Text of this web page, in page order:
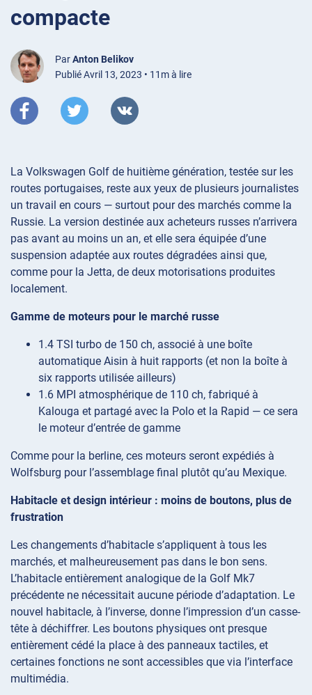
compacte
ParAnton Belikov
Publié Avril 13, 2023 • 11m à lire
La Volkswagen Golf de huitième génération, testée sur les
routes portugaises, reste aux yeux de plusieurs journalistes
un travail en cours — surtout pour des marchés comme la
Russie. La version destinée aux acheteurs russes n’arrivera
pas avant au moins un an, et elle sera équipée d’une
suspension adaptée aux routes dégradées ainsi que,
comme pour la Jetta, de deux motorisations produites
localement.
Gamme de moteurs pour le marché russe
1.4 TSI turbo de 150 ch, associé à une boîte
automatique Aisin à huit rapports (et non la boîte à
six rapports utilisée ailleurs)
1.6 MPI atmosphérique de 110 ch, fabriqué à
Kalouga et partagé avec la Polo et la Rapid — ce sera
le moteur d’entrée de gamme
Comme pour la berline, ces moteurs seront expédiés à
Wolfsburg pour l’assemblage final plutôt qu’au Mexique.
Habitacle et design intérieur : moins de boutons, plus de
frustration
Les changements d’habitacle s’appliquent à tous les
marchés, et malheureusement pas dans le bon sens.
L’habitacle entièrement analogique de la Golf Mk7
précédente ne nécessitait aucune période d’adaptation. Le
nouvel habitacle, à l’inverse, donne l’impression d’un casse-
tête à déchiffrer. Les boutons physiques ont presque
entièrement cédé la place à des panneaux tactiles, et
certaines fonctions ne sont accessibles que via l’interface
multimédia.